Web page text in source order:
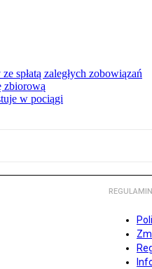
spłatą zaległych zobowiązań
zbiorową
w pociągi
REGULAMIN